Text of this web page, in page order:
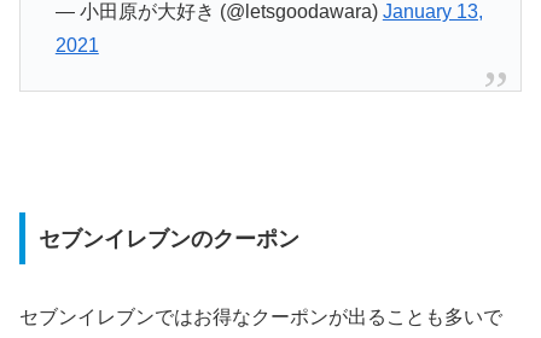
— 小田原が大好き (@letsgoodawara) January 13,
2021
セブンイレブンのクーポン
セブンイレブンではお得なクーポンが出ることも多いで